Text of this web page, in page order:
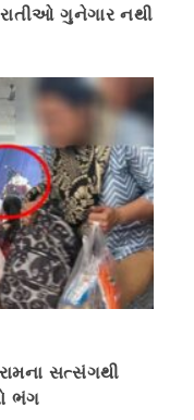
ગુનેગાર નથી
સત્સંગથી
ભંગ